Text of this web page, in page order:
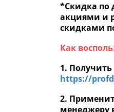
*Скидка по
акциями и
скидками
Как
1.
https://
2.
менеджеру